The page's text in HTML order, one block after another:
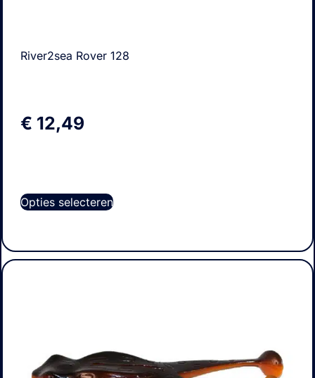
River2sea Rover 128
€ 12,49
Opties selecteren